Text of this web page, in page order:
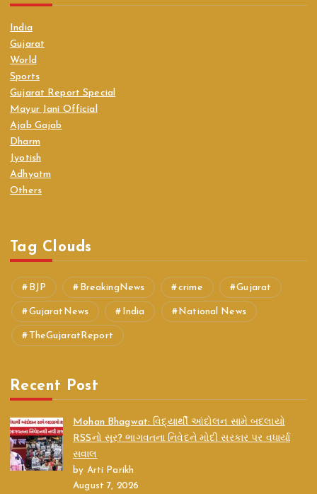
India
Gujarat
World
Sports
Gujarat Report Special
Mayur Jani Official
Ajab Gajab
Dharm
Jyotish
Adhyatm
Others
Tag Clouds
BJP BreakingNews crime Gujarat
GujaratNews India National News
TheGujaratReport
Recent Post
Mohan Bhagwat: વિદ્યાર્થી આંદોલન સામે બદલાયો
RSSનો સૂર? ભાગવતના નિવેદને મોદી સરકાર પર વધાર્યા
સવાલ
by Arti Parikh
August 7, 2026